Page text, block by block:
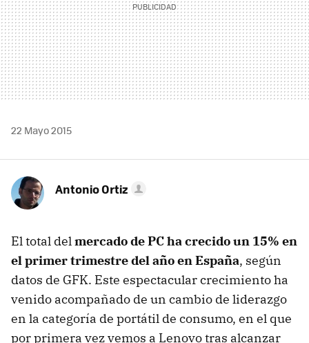
22 Mayo 2015
Antonio Ortiz
El total delmercado de PC ha crecido un 15% en
el primer trimestre del año en España, según
datos de GFK. Este espectacular crecimiento ha
venido acompañado de un cambio de liderazgo
en la categoría de portátil de consumo, en el que
por primera vez vemos a Lenovo tras alcanzar